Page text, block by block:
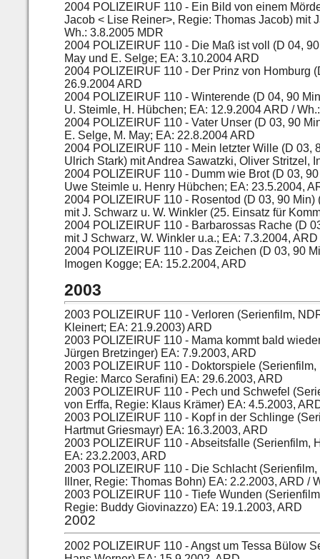
2004 POLIZEIRUF 110 - Ein Bild von einem
Jacob < Lise Reiner>, Regie: Thomas Jacob) mit
Wh.: 3.8.2005 MDR
2004 POLIZEIRUF 110 - Die Maß ist voll (D 04,
May und E. Selge; EA: 3.10.2004 ARD
2004 POLIZEIRUF 110 - Der Prinz von Homburg
26.9.2004 ARD
2004 POLIZEIRUF 110 - Winterende (D 04, 90
U. Steimle, H. Hübchen; EA: 12.9.2004 ARD /
2004 POLIZEIRUF 110 - Vater Unser (D 03, 90
E. Selge, M. May; EA: 22.8.2004 ARD
2004 POLIZEIRUF 110 - Mein letzter Wille (D
Ulrich Stark) mit Andrea Sawatzki, Oliver Stritzel,
2004 POLIZEIRUF 110 - Dumm wie Brot (D 03,
Uwe Steimle u. Henry Hübchen; EA: 23.5.2004,
2004 POLIZEIRUF 110 - Rosentod (D 03, 90
mit J. Schwarz u. W. Winkler (25. Einsatz für
2004 POLIZEIRUF 110 - Barbarossas Rache (D
mit J Schwarz, W. Winkler u.a.; EA: 7.3.2004,
2004 POLIZEIRUF 110 - Das Zeichen (D 03, 90
Imogen Kogge; EA: 15.2.2004, ARD
2003
2003 POLIZEIRUF 110 - Verloren (Serienfilm,
Kleinert; EA: 21.9.2003) ARD
2003 POLIZEIRUF 110 - Mama kommt bald
Jürgen Bretzinger) EA: 7.9.2003, ARD
2003 POLIZEIRUF 110 - Doktorspiele
Regie: Marco Serafini) EA: 29.6.2003, ARD
2003 POLIZEIRUF 110 - Pech und Schwefel
von Erffa, Regie: Klaus Krämer) EA: 4.5.2003,
2003 POLIZEIRUF 110 - Kopf in der Schlinge
Hartmut Griesmayr) EA: 16.3.2003, ARD
2003 POLIZEIRUF 110 - Abseitsfalle (Serienfilm,
EA: 23.2.2003, ARD
2003 POLIZEIRUF 110 - Die Schlacht
Illner, Regie: Thomas Bohn) EA: 2.2.2003, ARD /
2003 POLIZEIRUF 110 - Tiefe Wunden
Regie: Buddy Giovinazzo) EA: 19.1.2003, ARD
2002
2002 POLIZEIRUF 110 - Angst um Tessa Bülow